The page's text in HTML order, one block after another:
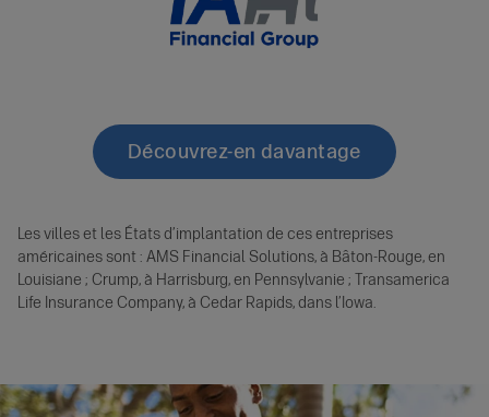
Découvrez-en davantage
Les villes et les États d’implantation de ces entreprises
américaines sont : AMS Financial Solutions, à Bâton-Rouge, en
Louisiane ; Crump, à Harrisburg, en Pennsylvanie ; Transamerica
Life Insurance Company, à Cedar Rapids, dans l’Iowa.